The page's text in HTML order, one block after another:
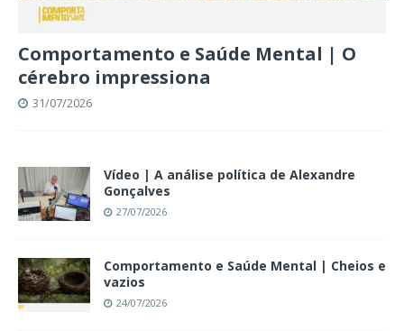
Comportamento e Saúde Mental | O
cérebro impressiona
31/07/2026
Vídeo | A análise política de Alexandre
Gonçalves
27/07/2026
Comportamento e Saúde Mental | Cheios e
vazios
24/07/2026